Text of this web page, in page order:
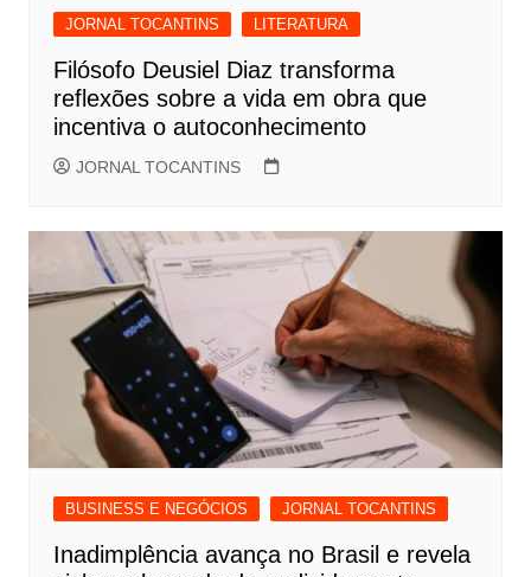
JORNAL TOCANTINS LITERATURA
Filósofo Deusiel Diaz transforma
reflexões sobre a vida em obra que
incentiva o autoconhecimento
JORNAL TOCANTINS
BUSINESS E NEGÓCIOS JORNAL TOCANTINS
Inadimplência avança no Brasil e revela